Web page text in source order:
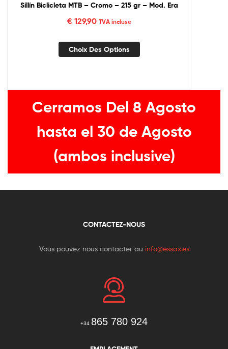
Sillín Biclicleta MTB – Cromo – 215 gr – Mod. Era
€ 129,90 TVA incluse
Choix Des Options
Cerramos Del 8 Agosto
hasta el 30 de Agosto
(ambos inclusive)
CONTACTEZ-NOUS
Vous pouvez nous contacter au info@essax.es
+34 865 780 924